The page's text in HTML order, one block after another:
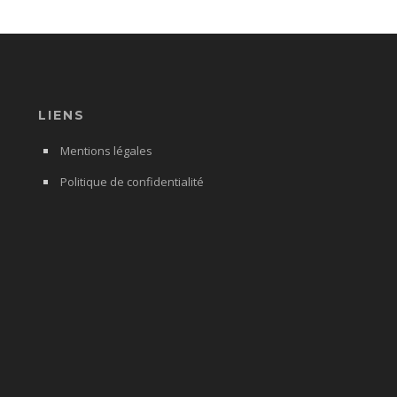
LIENS
Mentions légales
Politique de confidentialité